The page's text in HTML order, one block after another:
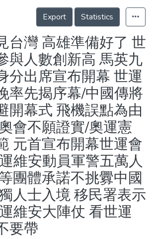
Details
Export
Statistics
台灣 高雄準備好了 世
與人數創新高 馬英九
分出席宣布開幕 世運
率先揭序幕/中國傳將
開幕式 飛機誤點為由
會不願證實/奧運憲
元首宣布開幕世運會
維安動員軍警五萬人
團體承諾不挑釁中國
人士入境 移民署表示
維安大陣仗 看世運
要帶